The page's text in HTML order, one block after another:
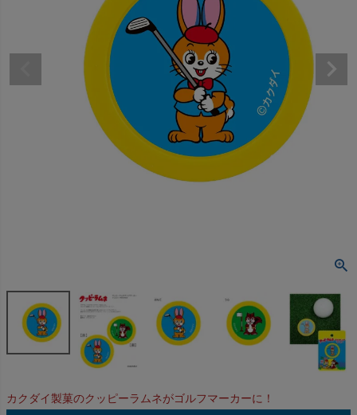
カクダイ製菓のクッピーラムネがゴルフマーカーに！